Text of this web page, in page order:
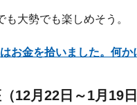
大勢でも楽しめそう。
お金を拾いました。何か
12月22日～1月19日